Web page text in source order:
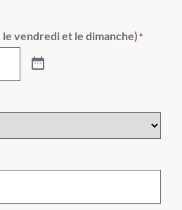
vendredi et le dimanche)*